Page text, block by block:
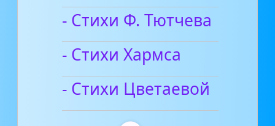
- Стихи Ф. Тютчева
- Стихи Хармса
- Стихи Цветаевой